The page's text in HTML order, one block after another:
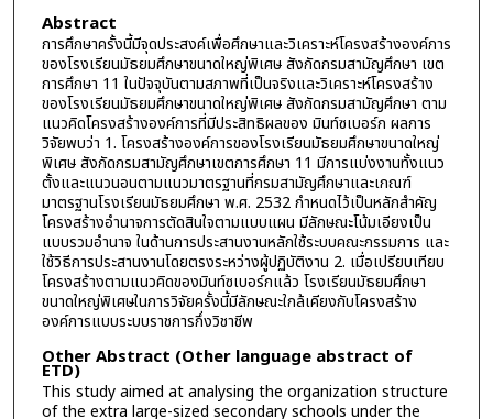
Abstract
การศึกษาครั้งนี้มีจุดประสงค์เพื่อศึกษาและวิเคราะห์โครงสร้างองค์การ
ของโรงเรียนมัธยมศึกษาขนาดใหญ่พิเศษ สังกัดกรมสามัญศึกษา เขต
การศึกษา 11 ในปัจจุบันตามสภาพที่เป็นจริงและวิเคราะห์โครงสร้าง
ของโรงเรียนมัธยมศึกษาขนาดใหญ่พิเศษ สังกัดกรมสามัญศึกษา ตาม
แนวคิดโครงสร้างองค์การที่มีประสิทธิผลของ มินท์ซเบอร์ก ผลการ
วิจัยพบว่า 1. โครงสร้างองค์การของโรงเรียนมัธยมศึกษาขนาดใหญ่
พิเศษ สังกัดกรมสามัญศึกษาเขตการศึกษา 11 มีการแบ่งงานทั้งแนว
ตั้งและแนวนอนตามแนวมาตรฐานที่กรมสามัญศึกษาและเกณฑ์
มาตรฐานโรงเรียนมัธยมศึกษา พ.ศ. 2532 กำหนดไว้เป็นหลักสำคัญ
โครงสร้างอำนาจการตัดสินใจตามแบบแผน มีลักษณะโน้มเอียงเป็น
แบบรวมอำนาจ ในด้านการประสานงานหลักใช้ระบบคณะกรรมการ และ
ใช้วิธีการประสานงานโดยตรงระหว่างผู้ปฏิบัติงาน 2. เมื่อเปรียบเทียบ
โครงสร้างตามแนวคิดของมินท์ซเบอร์กแล้ว โรงเรียนมัธยมศึกษา
ขนาดใหญ่พิเศษในการวิจัยครั้งนี้มีลักษณะใกล้เคียงกับโครงสร้าง
องค์การแบบระบบราชการกึ่งวิชาชีพ
Other Abstract (Other language abstract of
ETD)
This study aimed at analysing the organization structure
of the extra large-sized secondary schools under the